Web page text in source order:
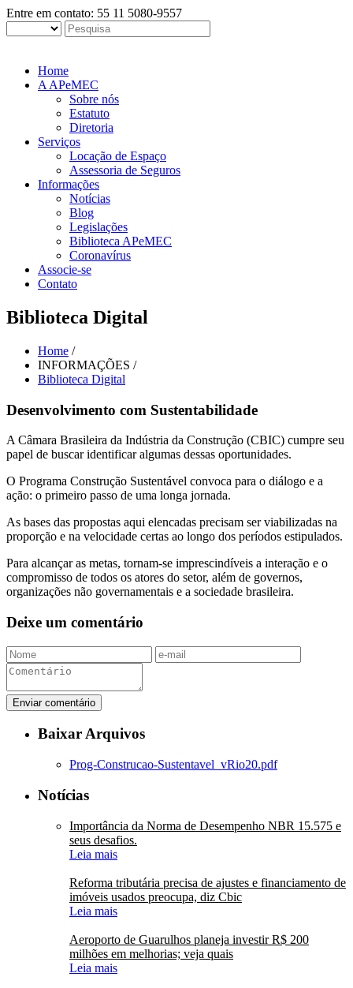
Entre em contato: 55 11 5080-9557
Home
A APeMEC
Sobre nós
Estatuto
Diretoria
Serviços
Locação de Espaço
Assessoria de Seguros
Informações
Notícias
Blog
Legislações
Biblioteca APeMEC
Coronavírus
Associe-se
Contato
Biblioteca Digital
Home /
INFORMAÇÕES /
Biblioteca Digital
Desenvolvimento com Sustentabilidade
A Câmara Brasileira da Indústria da Construção (CBIC) cumpre seu
papel de buscar identificar algumas dessas oportunidades.
O Programa Construção Sustentável convoca para o diálogo e a
ação: o primeiro passo de uma longa jornada.
As bases das propostas aqui elencadas precisam ser viabilizadas na
proporção e na velocidade certas ao longo dos períodos estipulados.
Para alcançar as metas, tornam-se imprescindíveis a interação e o
compromisso de todos os atores do setor, além de governos,
organizações não governamentais e a sociedade brasileira.
Deixe um comentário
Baixar Arquivos
Prog-Construcao-Sustentavel_vRio20.pdf
Notícias
Importância da Norma de Desempenho NBR 15.575 e
seus desafios.
Leia mais
Reforma tributária precisa de ajustes e financiamento de
imóveis usados preocupa, diz Cbic
Leia mais
Aeroporto de Guarulhos planeja investir R$ 200
milhões em melhorias; veja quais
Leia mais